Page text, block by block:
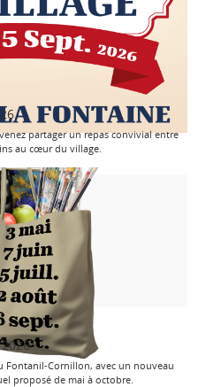
partager un repas convivial entre
au cœur du village.
Fontanil-Cornillon, avec un nouveau
proposé de mai à octobre.